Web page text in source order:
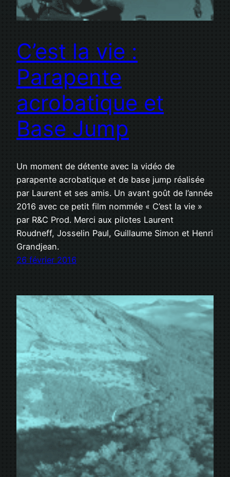
C’est la vie :
Parapente
acrobatique et
Base Jump
Un moment de détente avec la vidéo de
parapente acrobatique et de base jump réalisée
par Laurent et ses amis. Un avant goût de l’année
2016 avec ce petit film nommée « C’est la vie »
par R&C Prod. Merci aux pilotes Laurent
Roudneff, Josselin Paul, Guillaume Simon et Henri
Grandjean.
26 février 2016